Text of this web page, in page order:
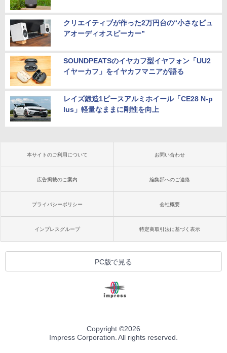
クリエイティブが作った2万円台の“小さなピュ
アオーディオスピーカー”
SOUNDPEATSのイヤカフ型イヤフォン「UU2
イヤーカフ」をイヤカフマニアが語る
レイズ鍛造1ピースアルミホイール「CE28 N-p
lus」軽量なままに剛性を向上
本サイトのご利用について お問い合わせ
広告掲載のご案内 編集部へのご連絡
プライバシーポリシー 会社概要
インプレスグループ 特定商取引法に基づく表示
PC版で見る
Copyright ©2026
Impress Corporation. All rights reserved.